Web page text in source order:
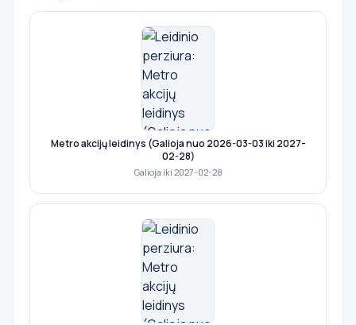
Metro akcijų leidinys (Galioja nuo 2026-03-03 iki 2027-
02-28)
Galioja iki 2027-02-28